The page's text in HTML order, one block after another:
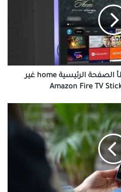
أفضل 6 طرق لإصلاح خطأ الصفحة الرئيسية home غير